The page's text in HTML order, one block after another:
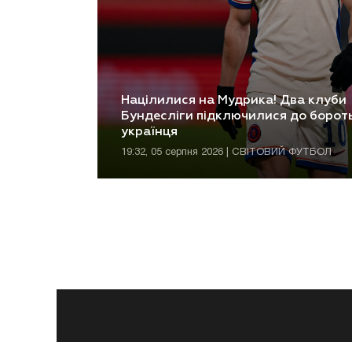
Націлилися на Мудрика! Два клуби
Бундесліги підключилися до
українця
19:32, 05 серпня 2026 | СВІТОВИЙ ФУТБОЛ